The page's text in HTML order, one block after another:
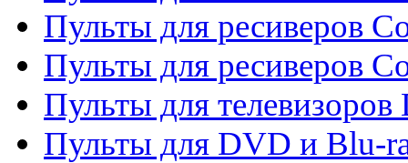
Пульты для ресиверов
Пульты для ресиверов
Пульты для телевизоров
Пульты для DVD и Blu-